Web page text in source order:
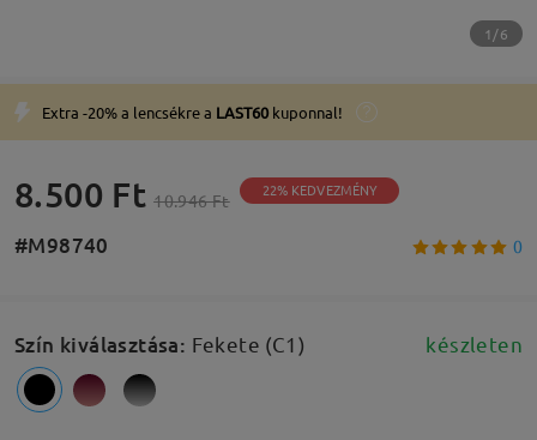
1/6
Extra -20% a lencsékre a LAST60 kuponnal!
8.500 Ft 10.946 Ft 22% KEDVEZMÉNY
#M98740 0
Szín kiválasztása: Fekete (C1) készleten